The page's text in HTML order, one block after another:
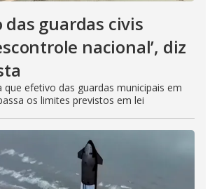
das guardas civis
nacional’, diz
que efetivo das guardas municipais em
os limites previstos em lei